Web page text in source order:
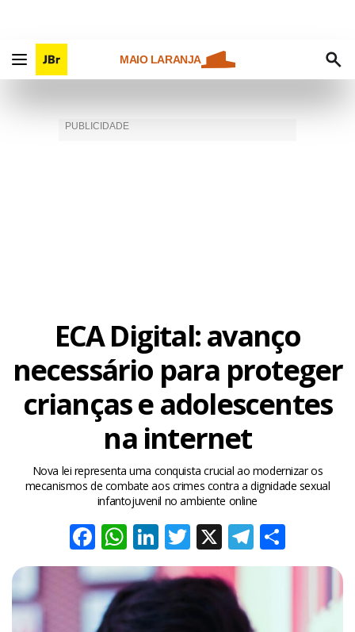
MAIO LARANJA
ECA Digital: avanço
necessário para proteger
crianças e adolescentes
na internet
Nova lei representa uma conquista crucial ao modernizar os
mecanismos de combate aos crimes contra a dignidade sexual
infantojuvenil no ambiente online
Facebook
WhatsApp
LinkedIn
Twitter
X